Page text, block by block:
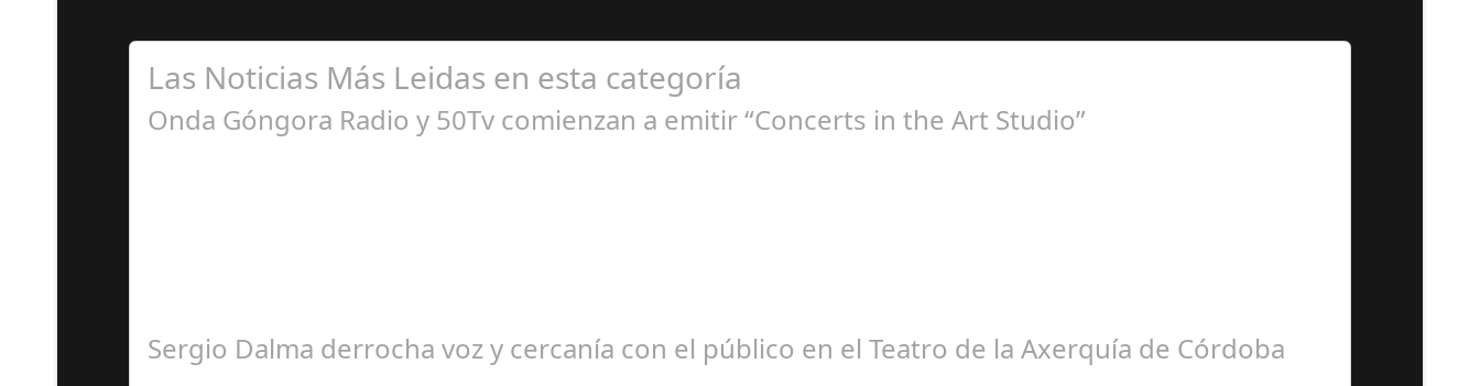
Las Noticias Más Leidas en esta categoría
Onda Góngora Radio y 50Tv comienzan a emitir “Concerts in the Art Studio”
Sergio Dalma derrocha voz y cercanía con el público en el Teatro de la Axerquía de Córdoba